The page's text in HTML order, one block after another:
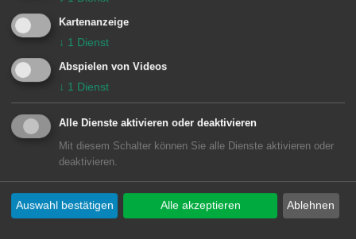
Bauliche Unterhaltung von
Verkehrsflächen
Grundversorgung öffentlicher
Anlagen
KFZ-Werkstatt
Stadtreinigung
Kartenanzeige
↓ 1 Dienst
Abspielen von Videos
↓ 1 Dienst
Alle Dienste aktivieren oder deaktivieren
Mit diesem Schalter können Sie alle Dienste aktivieren oder
deaktivieren.
Ablehnen
Auswahl bestätigen Alle akzeptieren